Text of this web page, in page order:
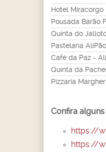
Hotel Miracorgo
Pousada Barão
Quinta do
Pastelaria
Café da Paz -
Quinta da
Pizzaria
Confira
https://
https://